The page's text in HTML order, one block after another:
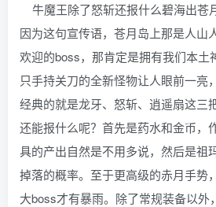
牛魔王除了怒斩还报什么碧海出苍
因为这句宣传语，苍月岛上那是人山
欢迎的boss，那肯定是拥有我们本土
只手持关刀的全新怪物让人眼前一亮
经典的就是龙牙、怒斩、逍遥扇这三
还能报什么呢？首先是药水和金币，
具的产出自然是不用多说，然后是祖
掉落的概率。至于更高级的赤月手势
大boss才有暴雨。除了常规装备以外